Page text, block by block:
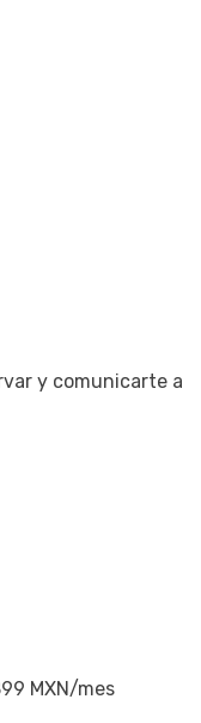
y comunicarte a
MXN/mes